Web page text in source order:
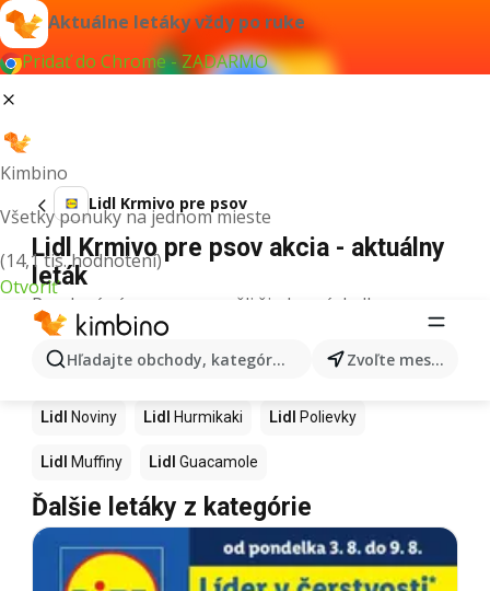
Aktuálne letáky vždy po ruke
Pridať do Chrome - ZADARMO
Kimbino
Všetky ponuky na jednom mieste
(14,1 tis. hodnotení)
Otvoriť
Hľadajte obchody, kategórie, produkty... Zvoľte mesto
Lidl Krmivo pre psov
Lidl Krmivo pre psov akcia - aktuálny
leták
Pre daný výraz sme nenašli žiadne výsledky.
Ďalšie produkty v obchodoch Lidl
Lidl Kapor Ashwagandha Nintendo Switch
Lidl Noviny Lidl Hurmikaki Lidl Polievky
Lidl Muffiny Lidl Guacamole
Ďalšie letáky z kategórie